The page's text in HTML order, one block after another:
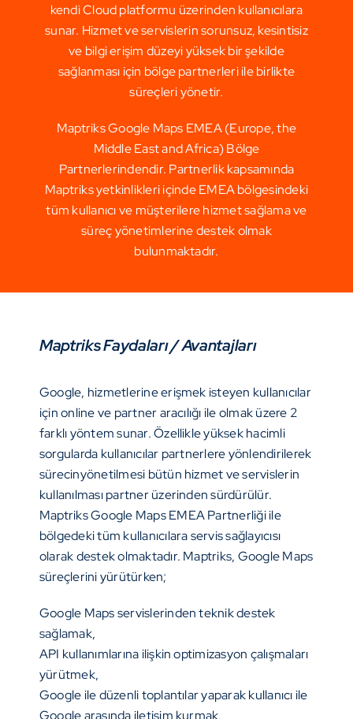
kendi Cloud platformu üzerinden kullanıcılara
sunar. Hizmet ve servislerin sorunsuz, kesintisiz
ve bilgi erişim düzeyi yüksek bir şekilde
sağlanması için bölge partnerleri ile birlikte
süreçleri yönetir.
Maptriks Google Maps EMEA (Europe, the
Middle East and Africa) Bölge
Partnerlerindendir. Partnerlik kapsamında
Maptriks yetkinlikleri içinde EMEA bölgesindeki
tüm kullanıcı ve müşterilere hizmet sağlama ve
süreç yönetimlerine destek olmak
bulunmaktadır.
Maptriks Faydaları / Avantajları
Google, hizmetlerine erişmek isteyen kullanıcılar
için online ve partner aracılığı ile olmak üzere 2
farklı yöntem sunar. Özellikle yüksek hacimli
sorgularda kullanıcılar partnerlere yönlendirilerek
sürecinyönetilmesi bütün hizmet ve servislerin
kullanılması partner üzerinden sürdürülür.
Maptriks Google Maps EMEA Partnerliği ile
bölgedeki tüm kullanıcılara servis sağlayıcısı
olarak destek olmaktadır. Maptriks, Google Maps
süreçlerini yürütürken;
Google Maps servislerinden teknik destek
sağlamak,
API kullanımlarına ilişkin optimizasyon çalışmaları
yürütmek,
Google ile düzenli toplantılar yaparak kullanıcı ile
Google arasında iletişim kurmak,